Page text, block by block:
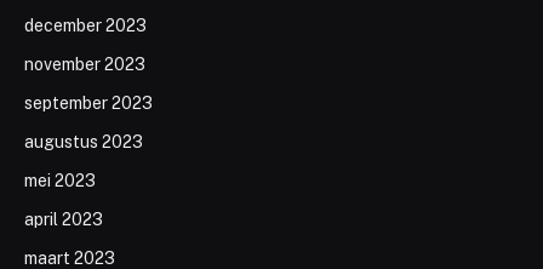
december 2023
november 2023
september 2023
augustus 2023
mei 2023
april 2023
maart 2023